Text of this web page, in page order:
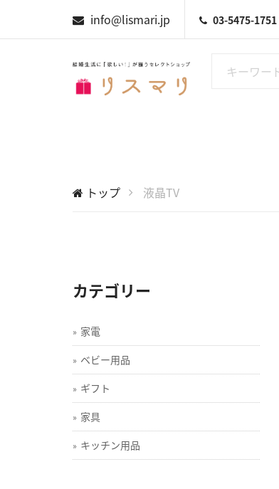
info@lismari.jp 03-5475-1751
トップ 液晶TV
カテゴリー
家電
ベビー用品
ギフト
家具
キッチン用品